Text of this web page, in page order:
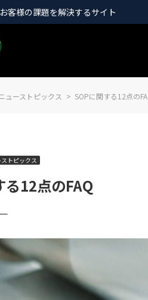
客様の課題を解決するサイト
ューストピックス SOPに関する12点の
る12点のFAQ
トピックス